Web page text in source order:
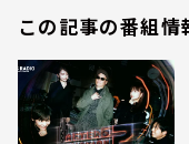
この記事の番組情